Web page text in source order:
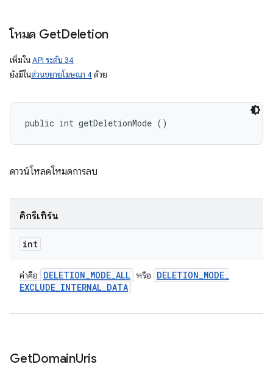
โหมด GetDeletion
เพิ่มในAPI ระดับ 34
ยังมีในส่วนขยายโฆษณา 4 ด้วย
public int getDeletionMode ()
ดาวน์โหลดโหมดการลบ
คิกรีเทิร์น
int
ค่าคือ DELETION_MODE_ALL หรือ DELETION_MODE_
EXCLUDE_INTERNAL_DATA
GetDomainUris